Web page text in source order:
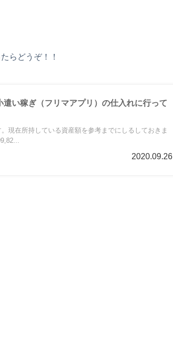
らどうぞ！！
遣い稼ぎ（フリマアプリ）の仕入れに行って
現在所持している資産額を参考までにしるしておきま
2020.09.26